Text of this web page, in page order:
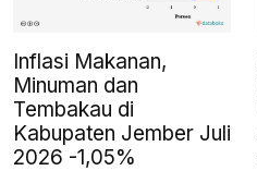
Inflasi Makanan,
Minuman dan
Tembakau di
Kabupaten Jember Juli
2026 -1,05%